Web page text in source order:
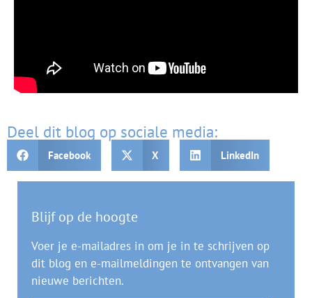
Deel dit blog op sociale media:
Facebook X LinkedIn
Blijf op de hoogte
Voer je e-mailadres in om je in te schrijven op
dit blog en e-mailmeldingen te ontvangen van
nieuwe berichten.